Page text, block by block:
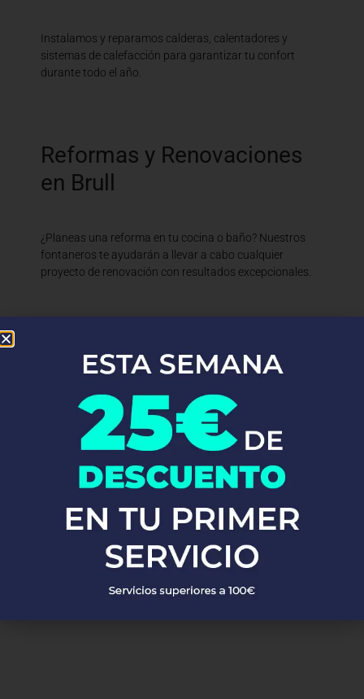
Instalamos y reparamos calderas, calentadores y
sistemas de calefacción para garantizar tu confort
durante todo el año.
Reformas y Renovaciones
en Brull
¿Planeas una reforma en tu cocina o baño? Nuestros
fontaneros te ayudarán a llevar a cabo cualquier
proyecto de renovación con resultados excepcionales.
En Fontaneros 24h Brull
, brindamos una completa gama de
sea una emergencia o un mantenimiento rutinario, estamos
disponibles para asistirte las 24 horas del día, los 7 días de la
semana. A continuación, te mostramos algunos de nuestros
servicios más populares:
PEDIR PRESUPUESTO